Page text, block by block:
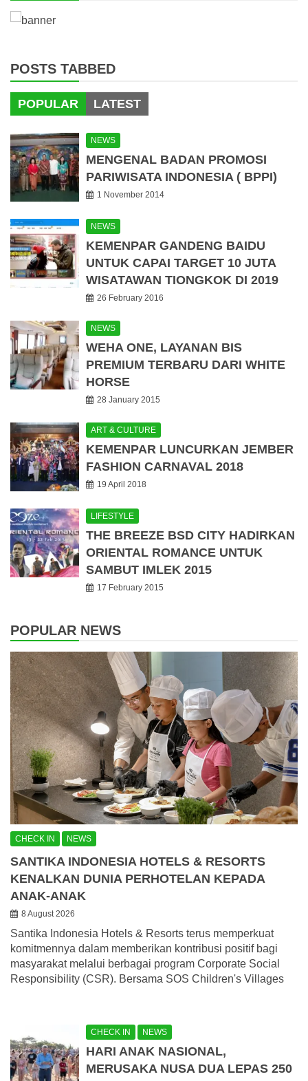
POSTS TABBED
POPULAR LATEST
NEWS
MENGENAL BADAN PROMOSI
PARIWISATA INDONESIA ( BPPI)
1 November 2014
NEWS
KEMENPAR GANDENG BAIDU
UNTUK CAPAI TARGET 10 JUTA
WISATAWAN TIONGKOK DI 2019
26 February 2016
NEWS
WEHA ONE, LAYANAN BIS
PREMIUM TERBARU DARI WHITE
HORSE
28 January 2015
ART & CULTURE
KEMENPAR LUNCURKAN JEMBER
FASHION CARNAVAL 2018
19 April 2018
LIFESTYLE
THE BREEZE BSD CITY HADIRKAN
ORIENTAL ROMANCE UNTUK
SAMBUT IMLEK 2015
17 February 2015
POPULAR NEWS
CHECK IN NEWS
SANTIKA INDONESIA HOTELS & RESORTS
KENALKAN DUNIA PERHOTELAN KEPADA
ANAK-ANAK
8 August 2026
Santika Indonesia Hotels & Resorts terus memperkuat
komitmennya dalam memberikan kontribusi positif bagi
masyarakat melalui berbagai program Corporate Social
Responsibility (CSR). Bersama SOS Children's Villages
CHECK IN NEWS
HARI ANAK NASIONAL,
MERUSAKA NUSA DUA LEPAS 250